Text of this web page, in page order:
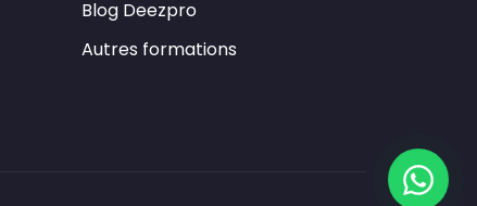
Blog Deezpro
Autres formations